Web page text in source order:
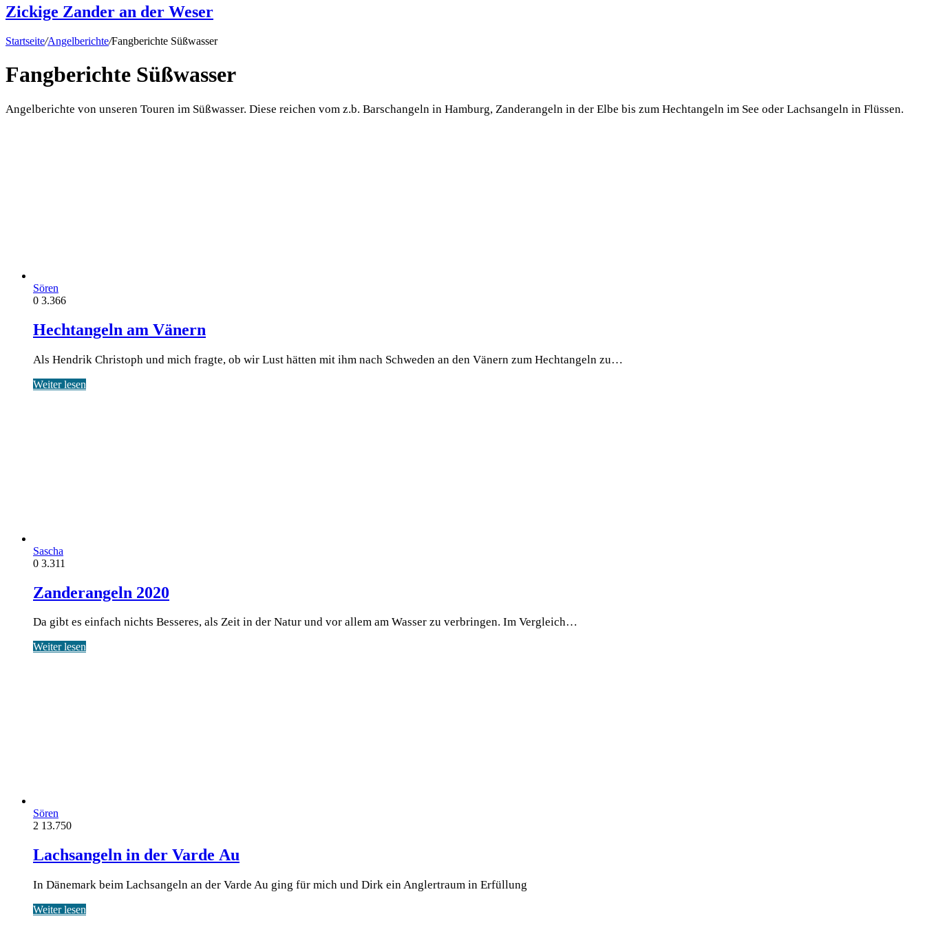
Zickige Zander an der Weser
Startseite/Angelberichte/Fangberichte Süßwasser
Fangberichte Süßwasser
Angel­be­rich­te von unse­ren Tou­ren im Süß­was­ser. Die­se rei­chen vom z.b. Barsch­an­geln in Ham­burg, Zan­der­an­geln in der Elbe bis zum Hecht­an­geln im See oder Lach­s­an­geln in Flüssen.
Sören
0 3.366
Hechtangeln am Vänern
Als Hendrik Christoph und mich fragte, ob wir Lust hätten mit ihm nach Schweden an den Vänern zum Hechtangeln zu…
Weiter lesen
Sascha
0 3.311
Zanderangeln 2020
Da gibt es einfach nichts Besseres, als Zeit in der Natur und vor allem am Wasser zu verbringen. Im Vergleich…
Weiter lesen
Sören
2 13.750
Lachsangeln in der Varde Au
In Dänemark beim Lachsangeln an der Varde Au ging für mich und Dirk ein Anglertraum in Erfüllung
Weiter lesen